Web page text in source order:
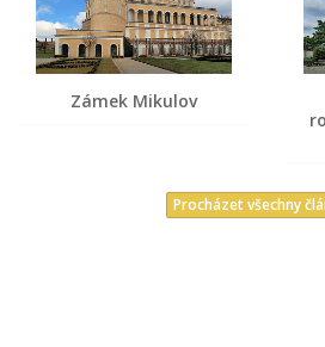
Zámek Mikulov
Procházet všechny